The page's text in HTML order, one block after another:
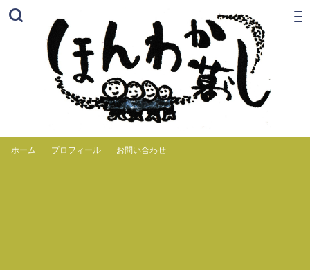
ホーム プロフィール お問い合わせ